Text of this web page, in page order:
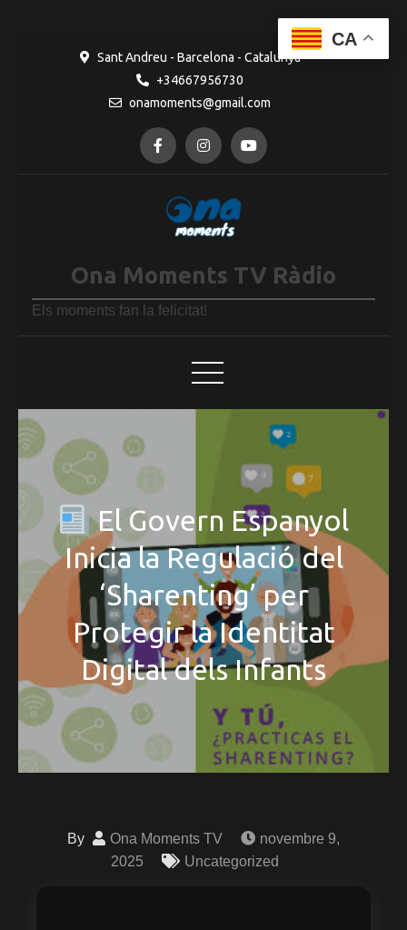
Sant Andreu - Barcelona - Catalunya
+34667956730
onamoments@gmail.com
Ona Moments TV Ràdio
Els moments fan la felicitat!
El Govern Espanyol
Inicia la Regulació del
‘Sharenting’ per
Protegir la Identitat
Digital dels Infants
By Ona Moments TV
novembre 9,
2025
Uncategorized
CA